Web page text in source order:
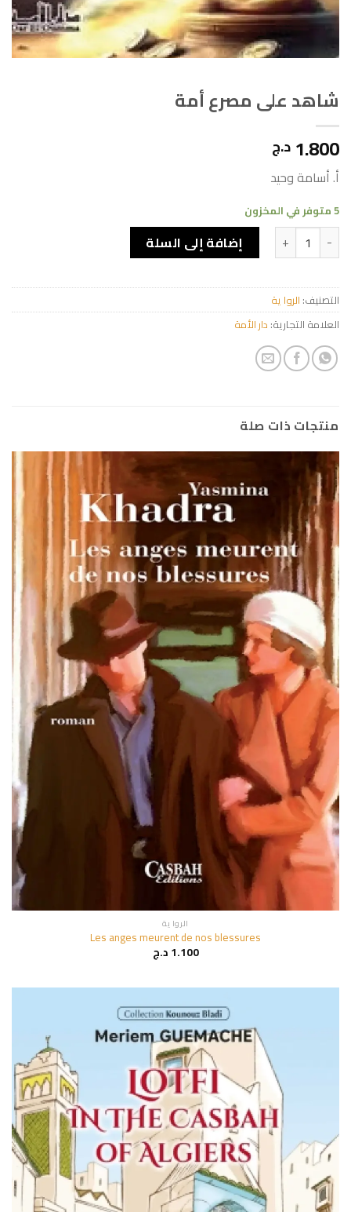
شاهد على مصرع أمة
1.800 د.ج
أ. أسامة وحيد
5 متوفر في المخزون
كمية شاهد على مصرع أمةإضافة إلى السلة
التصنيف: الروا ية
العلامة التجارية: دار الأمة
منتجات ذات صلة
الروا ية
Les anges meurent de nos blessures
1.100د.ج